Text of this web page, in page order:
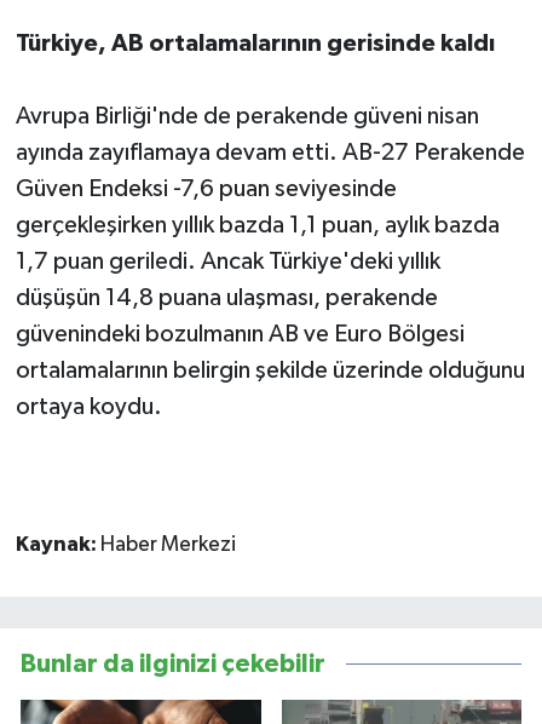
Türkiye, AB ortalamalarının gerisinde kaldı
Avrupa Birliği'nde de perakende güveni nisan
ayında zayıflamaya devam etti. AB-27 Perakende
Güven Endeksi -7,6 puan seviyesinde
gerçekleşirken yıllık bazda 1,1 puan, aylık bazda
1,7 puan geriledi. Ancak Türkiye'deki yıllık
düşüşün 14,8 puana ulaşması, perakende
güvenindeki bozulmanın AB ve Euro Bölgesi
ortalamalarının belirgin şekilde üzerinde olduğunu
ortaya koydu.
Kaynak: Haber Merkezi
Bunlar da ilginizi çekebilir